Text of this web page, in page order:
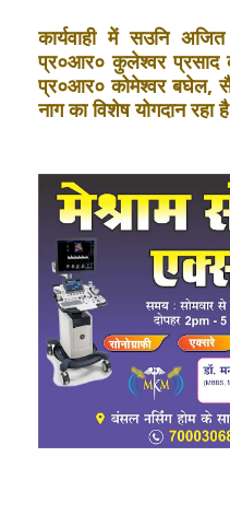
कार्यवाही में सउनि
प्र०आर० कुलेश्वर प्रसाद
प्र०आर० कोमेश्वर बघेल,
नाग का विशेष योगदान रहा है